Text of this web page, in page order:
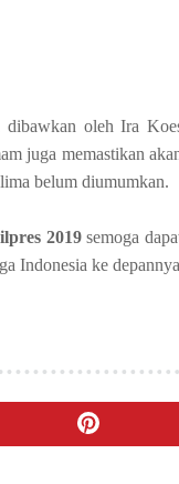
dibawkan oleh Ira
juga memastikan
belum diumumkan.
2019 semoga
Indonesia ke